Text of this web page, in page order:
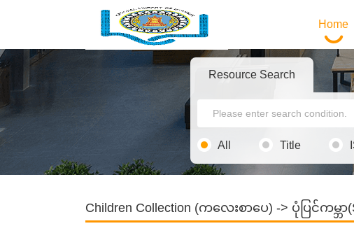
Home
Resource Search
All Title
Children Collection (ကလေးစာပေ) -> ပုံပြင်ကမ္ဘာ